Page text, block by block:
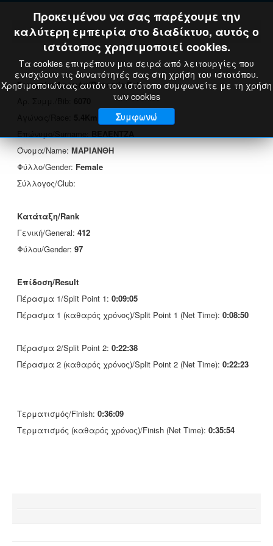
Στοιχεία Δρομέα/Runner's Data
Όνομα/Name:ΜΑΡΙΑΝΘΗ
Φύλλο/Gender: Female
Σύλλογος/Club:
Κατάταξη/Rank
Γενική/General: 412
Φύλου/Gender: 97
Επίδοση/Result
Πέρασμα 1/Split Point 1: 0:09:05
Πέρασμα 1 (καθαρός χρόνος)/Split Point 1 (Net Time): 0:08:50
Πέρασμα 2/Split Point 2: 0:22:38
Πέρασμα 2 (καθαρός χρόνος)/Split Point 2 (Net Time): 0:22:23
Τερματισμός/Finish: 0:36:09
Τερματισμός (καθαρός χρόνος)/Finish (Net Time): 0:35:54
Προκειμένου να σας παρέχουμε την
καλύτερη εμπειρία στο διαδίκτυο, αυτός ο
ιστότοπος χρησιμοποιεί cookies.
Τα cookies επιτρέπουν μια σειρά από λειτουργίες που
ενισχύουν τις δυνατότητές σας στη χρήση του ιστοτόπου.
Χρησιμοποιώντας αυτόν τον ιστότοπο συμφωνείτε με τη χρήση
των cookies
Συμφωνώ